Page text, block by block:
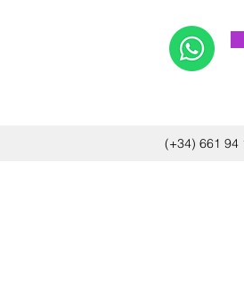
(+34) 661 94